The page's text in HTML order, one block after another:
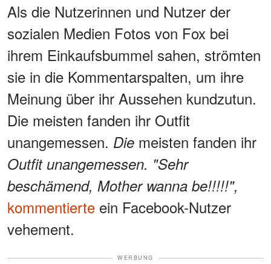
Als die Nutzerinnen und Nutzer der
sozialen Medien Fotos von Fox bei
ihrem Einkaufsbummel sahen, strömten
sie in die Kommentarspalten, um ihre
Meinung über ihr Aussehen kundzutun.
Die meisten fanden ihr Outfit
unangemessen. Die meisten fanden ihr
Outfit unangemessen. "Sehr
beschämend, Mother wanna be!!!!!",
kommentierte ein Facebook-Nutzer
vehement.
WERBUNG